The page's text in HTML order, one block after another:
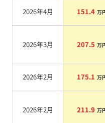
2026年4月 151.4 万
2026年3月 207.5 万
2026年2月 175.1 万
2026年2月 211.9 万